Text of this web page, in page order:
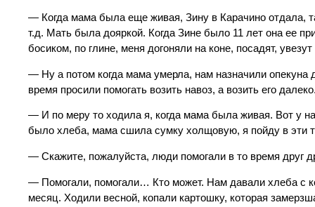
— Когда мама была еще живая, Зину в Карачино отдала,
т.д. Мать была дояркой. Когда Зине было 11 лет она ее
босиком, по глине, меня догоняли на коне, посадят,
— Ну а потом когда мама умерла, нам назначили
время просили помогать возить навоз, а возить его
— И по меру то ходила я, когда мама была живая. Вот у
было хлеба, мама сшила сумку холщовую, я пойду в эти
— Скажите, пожалуйста, люди помогали в то время друг
— Помогали, помогали… Кто может. Нам давали хлеба с
месяц. Ходили весной, копали картошку, которая